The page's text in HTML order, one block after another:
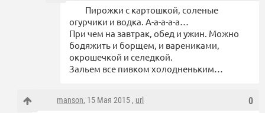
Пирожки с картошкой, соленые
огурчики и водка. А-а-а-а-а…
При чем на завтрак, обед и ужин. Можно
бодяжить и борщем, и варениками,
окрошечкой и селедкой.
Зальем все пивком холодненьким…
0
manson, 15 Мая 2015 , url